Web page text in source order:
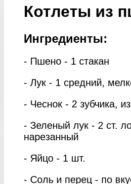
Котлеты из
Ингредиенты:
- Пшено - 1 стакан
- Лук - 1 средний,
- Чеснок - 2 зубчика,
- Зеленый лук - 2 ст.
нарезанный
- Яйцо - 1 шт.
- Соль и перец - по